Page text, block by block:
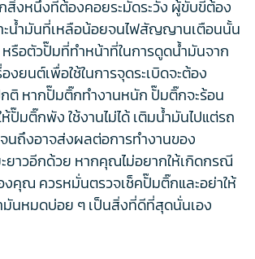
สิ่งหนึ่งที่ต้องคอยระมัดระวัง ผู้ขับขี่ต้อง
ะน้ำมันที่เหลือน้อยจนไฟสัญญานเตือนนั้น
หรือตัวปั๊มที่ทำหน้าที่ในการดูดน้ำมันจาก
งยนต์เพื่อใช้ในการจุดระเบิดจะต้อง
ติ หากปั๊มติ๊กทำงานหนัก ปั๊มติ๊กจะร้อน
ปั๊มติ๊กพัง ใช้งานไม่ได้ เติมน้ำมันไปแต่รถ
นถึงอาจส่งผลต่อการทำงานของ
ะยาวอีกด้วย หากคุณไม่อยากให้เกิดกรณี
คุณ ควรหมั่นตรวจเช็คปั๊มติ๊กและอย่าให้
มันหมดบ่อย ๆ เป็นสิ่งที่ดีที่สุดนั่นเอง